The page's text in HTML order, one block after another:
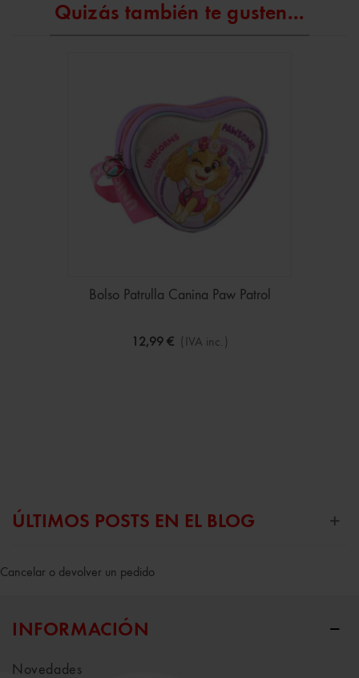
Quizás también te gusten...
Bolso Patrulla Canina Paw Patrol
12,99 € (IVA inc.)
ÚLTIMOS POSTS EN EL BLOG
Cancelar o devolver un pedido
INFORMACIÓN
Novedades